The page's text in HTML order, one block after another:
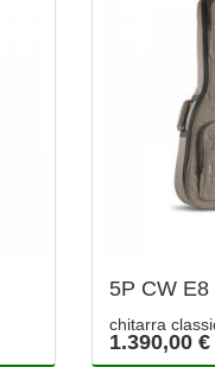
5P CW E8
chitarra
1.390,00 €